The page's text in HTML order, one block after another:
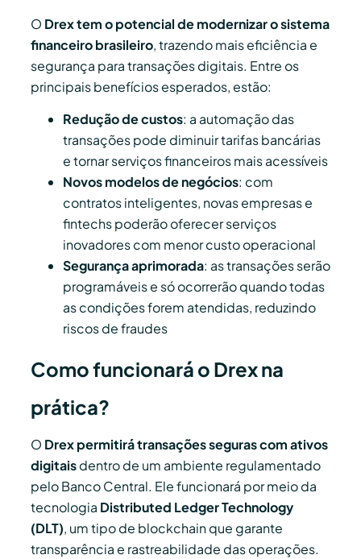
O Drex tem o potencial de modernizar o sistema
financeiro brasileiro, trazendo mais eficiência e
segurança para transações digitais. Entre os
principais benefícios esperados, estão:
Redução de custos: a automação das
transações pode diminuir tarifas bancárias
e tornar serviços financeiros mais acessíveis
Novos modelos de negócios: com
contratos inteligentes, novas empresas e
fintechs poderão oferecer serviços
inovadores com menor custo operacional
Segurança aprimorada: as transações serão
programáveis e só ocorrerão quando todas
as condições forem atendidas, reduzindo
riscos de fraudes
Como funcionará o Drex na
prática?
O Drex permitirá transações seguras com ativos
digitaisdentro de um ambiente regulamentado
pelo Banco Central. Ele funcionará por meio da
tecnologia Distributed Ledger Technology
(DLT), um tipo de blockchain que garante
transparência e rastreabilidade das operações.